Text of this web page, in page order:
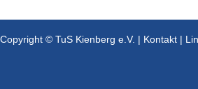
Copyright © TuS Kienberg e.V. | Kontakt |